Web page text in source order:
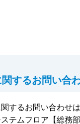
するお問い合
するお問い合わせ
テムフロア【総務